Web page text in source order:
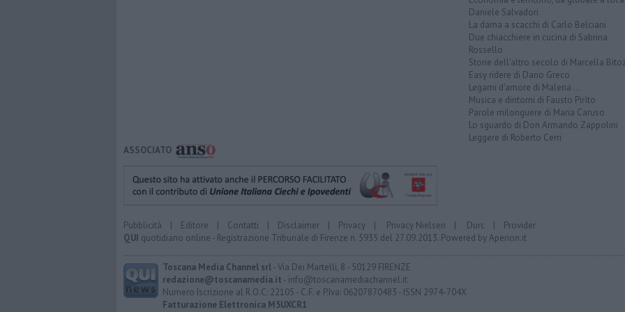
Daniele Salvadori
La dama a scacchi di Carlo Belciani
Due chiacchiere in cucina di Sabrina
Rossello
Storie dell'altro secolo di Marcella
Easy ridere di Dario Greco
Legami d'amore di Malena ...
Musica e dintorni di Fausto Pirìto
Parole milonguere di Maria Caruso
Lo sguardo di Don Armando Zappolini
Leggere di Roberto Cerri
ASSOCIATO
Pubblicità | Editore | Contatti | Disclaimer | Privacy | Privacy Nielsen | Durc | Provider
QUI quotidiano online - Registrazione Tribunale di Firenze n. 5935 del 27.09.2013. Powered byAperion.it
Toscana Media Channel srl- Via Dei Martelli, 8 - 50129 FIRENZE
redazione@toscanamedia.it - info@toscanamediachannel.it
Numero Iscrizione al R.O.C: 22105 - C.F. e P.Iva: 06207870483 - ISSN 2974-704X
Fatturazione Elettronica M5UXCR1